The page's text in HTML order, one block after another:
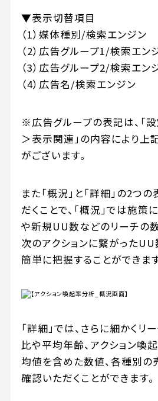
▼表示切替項目
（1）媒体種別/検索エンジン
（2）広告グループ1/検索エン
（3）広告グループ2/検索エン
（4）広告名/検索エンジン
※広告グループの表記は、「
＞表示関連」の内容により上
がございます。
また「概況」と「詳細」の2つ
だくことで、「概況」では施
や新規UU数などのリーチの
次のアクションに繋がった
簡単に把握することができます
「詳細」では、さらに細かくリ
比や平均年齢、アクション喚
均値を含めた数値、各種別の
確認いただくことができます。